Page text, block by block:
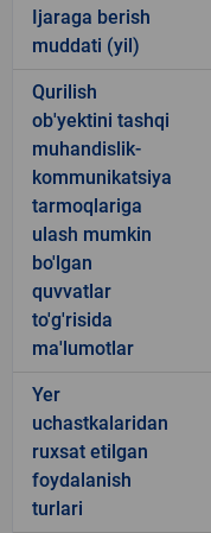
Ijaraga berish
muddati (yil)
Qurilish
ob'yektini tashqi
muhandislik-
kommunikatsiya
tarmoqlariga
ulash mumkin
bo'lgan
quvvatlar
to'g'risida
ma'lumotlar
Yer
uchastkalaridan
ruxsat etilgan
foydalanish
turlari